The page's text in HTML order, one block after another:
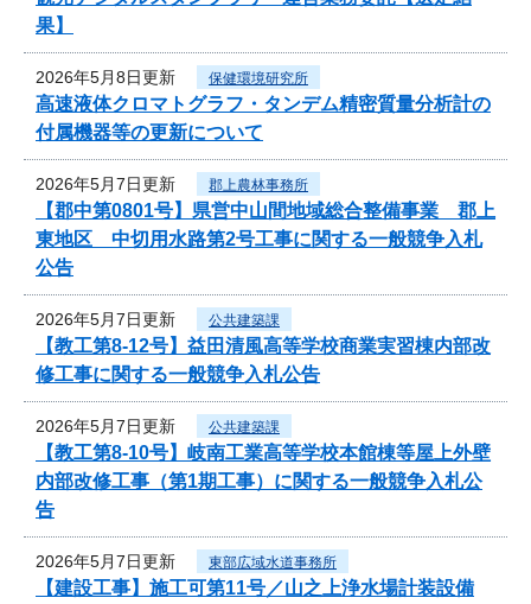
果】
2026年5月8日更新 保健環境研究所
高速液体クロマトグラフ・タンデム精密質量分析計の
付属機器等の更新について
2026年5月7日更新 郡上農林事務所
【郡中第0801号】県営中山間地域総合整備事業 郡上
東地区 中切用水路第2号工事に関する一般競争入札
公告
2026年5月7日更新 公共建築課
【教工第8-12号】益田清風高等学校商業実習棟内部改
修工事に関する一般競争入札公告
2026年5月7日更新 公共建築課
【教工第8-10号】岐南工業高等学校本館棟等屋上外壁
内部改修工事（第1期工事）に関する一般競争入札公
告
2026年5月7日更新 東部広域水道事務所
【建設工事】施工可第11号／山之上浄水場計装設備